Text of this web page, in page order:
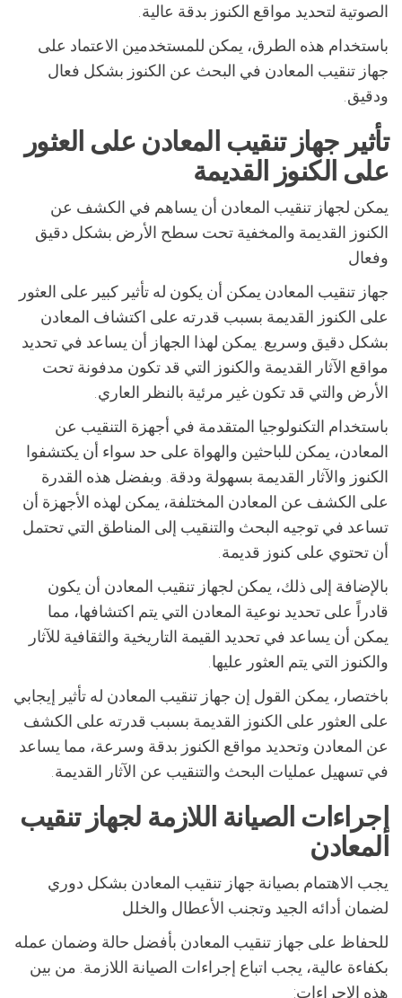
الصوتية لتحديد مواقع الكنوز بدقة عالية.
باستخدام هذه الطرق، يمكن للمستخدمين الاعتماد على
جهاز تنقيب المعادن في البحث عن الكنوز بشكل فعال
ودقيق.
تأثير جهاز تنقيب المعادن على العثور
على الكنوز القديمة
يمكن لجهاز تنقيب المعادن أن يساهم في الكشف عن
الكنوز القديمة والمخفية تحت سطح الأرض بشكل دقيق
وفعال
جهاز تنقيب المعادن يمكن أن يكون له تأثير كبير على العثور
على الكنوز القديمة بسبب قدرته على اكتشاف المعادن
بشكل دقيق وسريع. يمكن لهذا الجهاز أن يساعد في تحديد
مواقع الآثار القديمة والكنوز التي قد تكون مدفونة تحت
الأرض والتي قد تكون غير مرئية بالنظر العاري.
باستخدام التكنولوجيا المتقدمة في أجهزة التنقيب عن
المعادن، يمكن للباحثين والهواة على حد سواء أن يكتشفوا
الكنوز والآثار القديمة بسهولة ودقة. وبفضل هذه القدرة
على الكشف عن المعادن المختلفة، يمكن لهذه الأجهزة أن
تساعد في توجيه البحث والتنقيب إلى المناطق التي تحتمل
أن تحتوي على كنوز قديمة.
بالإضافة إلى ذلك، يمكن لجهاز تنقيب المعادن أن يكون
قادراً على تحديد نوعية المعادن التي يتم اكتشافها، مما
يمكن أن يساعد في تحديد القيمة التاريخية والثقافية للآثار
والكنوز التي يتم العثور عليها.
باختصار، يمكن القول إن جهاز تنقيب المعادن له تأثير إيجابي
على العثور على الكنوز القديمة بسبب قدرته على الكشف
عن المعادن وتحديد مواقع الكنوز بدقة وسرعة، مما يساعد
في تسهيل عمليات البحث والتنقيب عن الآثار القديمة.
إجراءات الصيانة اللازمة لجهاز تنقيب
المعادن
يجب الاهتمام بصيانة جهاز تنقيب المعادن بشكل دوري
لضمان أدائه الجيد وتجنب الأعطال والخلل
للحفاظ على جهاز تنقيب المعادن بأفضل حالة وضمان عمله
بكفاءة عالية، يجب اتباع إجراءات الصيانة اللازمة. من بين
هذه الإجراءات: